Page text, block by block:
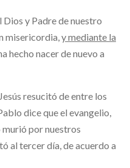
Dios y Padre de nuestro
misericordia, y mediante la
hecho nacer de nuevo a
resucitó de entre los
dice que el evangelio,
murió por nuestros
al tercer día, de acuerdo a